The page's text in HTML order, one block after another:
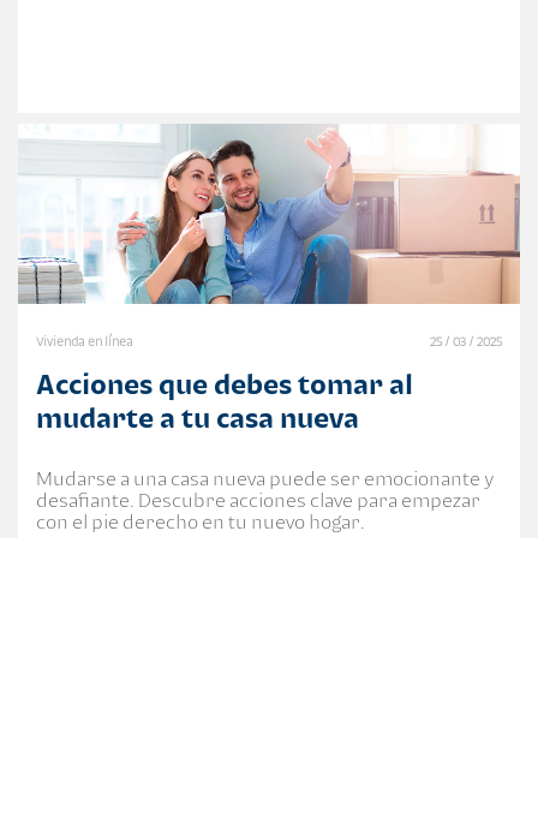
Vivienda en línea 25 / 03 / 2025
Acciones que debes tomar al
mudarte a tu casa nueva
Mudarse a una casa nueva puede ser emocionante y
desafiante. Descubre acciones clave para empezar
con el pie derecho en tu nuevo hogar.